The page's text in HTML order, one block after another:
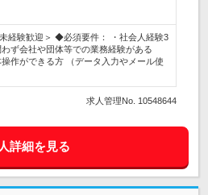
経験歓迎＞ ◆必須要件： ・社会人経験3
ず会社や団体等での業務経験がある
作ができる方 （データ入力やメール使
求人管理No. 10548644
詳細を見る